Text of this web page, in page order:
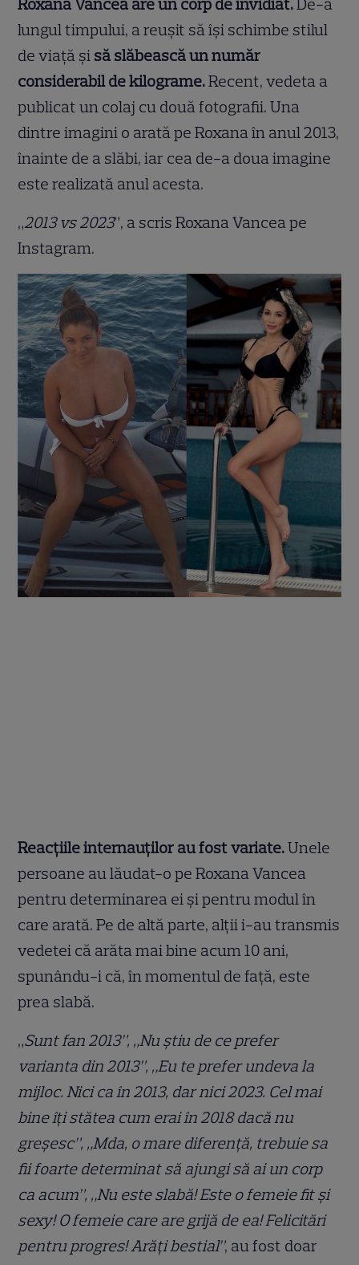
Roxana Vancea are un corp de invidiat.De-a
lungul timpului, a reușit să își schimbe stilul
de viață și să slăbească un număr
considerabil de kilograme.Recent, vedeta a
publicat un colaj cu două fotografii. Una
dintre imagini o arată pe Roxana în anul 2013,
înainte de a slăbi, iar cea de-a doua imagine
este realizată anul acesta.
„2013 vs 2023”, a scris Roxana Vancea pe
Instagram.
Reacțiile internauților au fost variate.Unele
persoane au lăudat-o pe Roxana Vancea
pentru determinarea ei și pentru modul în
care arată. Pe de altă parte, alții i-au transmis
vedetei că arăta mai bine acum 10 ani,
spunându-i că, în momentul de față, este
prea slabă.
„Sunt fan 2013”, „Nu știu de ce prefer
varianta din 2013”, „Eu te prefer undeva la
mijloc. Nici ca în 2013, dar nici 2023. Cel mai
bine îți stătea cum erai în 2018 dacă nu
greșesc”, „Mda, o mare diferență, trebuie sa
fii foarte determinat să ajungi să ai un corp
ca acum”, „Nu este slabă! Este o femeie fit și
sexy! O femeie care are grijă de ea! Felicitări
pentru progres! Arăți bestial”, au fost doar